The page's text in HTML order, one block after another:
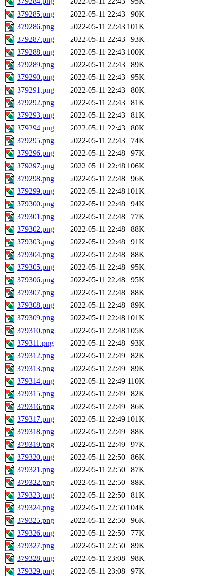
379285.png
2022-05-11 22:43
90K
379286.png
2022-05-11 22:43 101K
379287.png
2022-05-11 22:43
93K
379288.png
2022-05-11 22:43 100K
379289.png
2022-05-11 22:43
89K
379290.png
2022-05-11 22:43
95K
379291.png
2022-05-11 22:43
80K
379292.png
2022-05-11 22:43
81K
379293.png
2022-05-11 22:43
81K
379294.png
2022-05-11 22:43
80K
379295.png
2022-05-11 22:43
74K
379296.png
2022-05-11 22:48
97K
379297.png
2022-05-11 22:48 106K
379298.png
2022-05-11 22:48
96K
379299.png
2022-05-11 22:48 101K
379300.png
2022-05-11 22:48
94K
379301.png
2022-05-11 22:48
77K
379302.png
2022-05-11 22:48
88K
379303.png
2022-05-11 22:48
91K
379304.png
2022-05-11 22:48
88K
379305.png
2022-05-11 22:48
95K
379306.png
2022-05-11 22:48
95K
379307.png
2022-05-11 22:48
88K
379308.png
2022-05-11 22:48
89K
379309.png
2022-05-11 22:48 101K
379310.png
2022-05-11 22:48 105K
379311.png
2022-05-11 22:48
93K
379312.png
2022-05-11 22:49
82K
379313.png
2022-05-11 22:49
89K
379314.png
2022-05-11 22:49 110K
379315.png
2022-05-11 22:49
82K
379316.png
2022-05-11 22:49
86K
379317.png
2022-05-11 22:49 101K
379318.png
2022-05-11 22:49
88K
379319.png
2022-05-11 22:49
97K
379320.png
2022-05-11 22:50
86K
379321.png
2022-05-11 22:50
87K
379322.png
2022-05-11 22:50
88K
379323.png
2022-05-11 22:50
81K
379324.png
2022-05-11 22:50 104K
379325.png
2022-05-11 22:50
96K
379326.png
2022-05-11 22:50
77K
379327.png
2022-05-11 22:50
89K
379328.png
2022-05-11 23:08
98K
379329.png
2022-05-11 23:08
97K